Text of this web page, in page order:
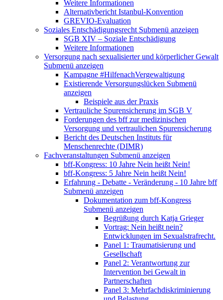
Weitere Informationen
Alternativbericht Istanbul-Konvention
GREVIO-Evaluation
Soziales Entschädigungsrecht Submenü anzeigen
SGB XIV – Soziale Entschädigung
Weitere Informationen
Versorgung nach sexualisierter und körperlicher Gewalt
Submenü anzeigen
Kampagne #HilfenachVergewaltigung
Existierende Versorgungslücken Submenü
anzeigen
Beispiele aus der Praxis
Vertrauliche Spurensicherung im SGB V
Forderungen des bff zur medizinischen
Versorgung und vertraulichen Spurensicherung
Bericht des Deutschen Instituts für
Menschenrechte (DIMR)
Fachveranstaltungen Submenü anzeigen
bff-Kongress: 10 Jahre Nein heißt Nein!
bff-Kongress: 5 Jahre Nein heißt Nein!
Erfahrung - Debatte - Veränderung - 10 Jahre bff
Submenü anzeigen
Dokumentation zum bff-Kongress
Submenü anzeigen
Begrüßung durch Katja Grieger
Vortrag: Nein heißt nein?
Entwicklungen im Sexualstrafrecht.
Panel 1: Traumatisierung und
Gesellschaft
Panel 2: Verantwortung zur
Intervention bei Gewalt in
Partnerschaften
Panel 3: Mehrfachdiskriminierung